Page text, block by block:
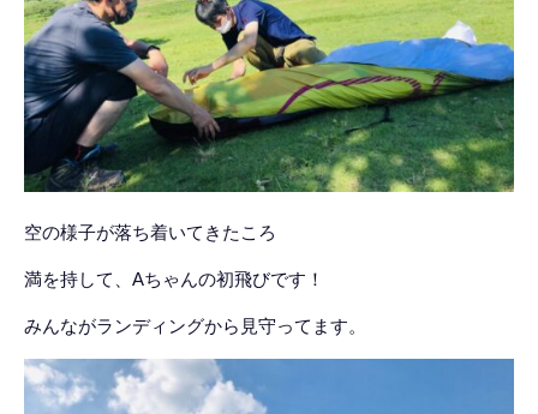
空の様子が落ち着いてきたころ
満を持して、Aちゃんの初飛びです！
みんながランディングから見守ってます。